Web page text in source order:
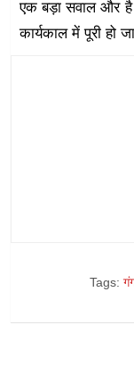
एक बड़ा सवाल और है
कार्यकाल में पूरी हो
Tags: